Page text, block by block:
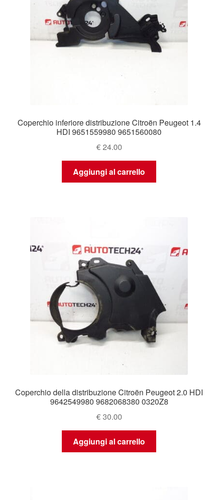
Coperchio inferiore distribuzione Citroën Peugeot 1.4
HDI 9651559980 9651560080
€24.00
Aggiungi al carrello
Coperchio della distribuzione Citroën Peugeot 2.0 HDI
9642549980 9682068380 0320Z8
€30.00
Aggiungi al carrello